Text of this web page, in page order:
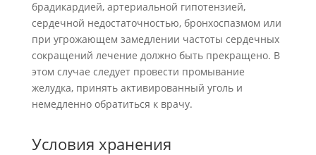
брадикардией, артериальной гипотензией,
сердечной недостаточностью, бронхоспазмом или
при угрожающем замедлении частоты сердечных
сокращений лечение должно быть прекращено. В
этом случае следует провести промывание
желудка, принять активированный уголь и
немедленно обратиться к врачу.
Условия хранения